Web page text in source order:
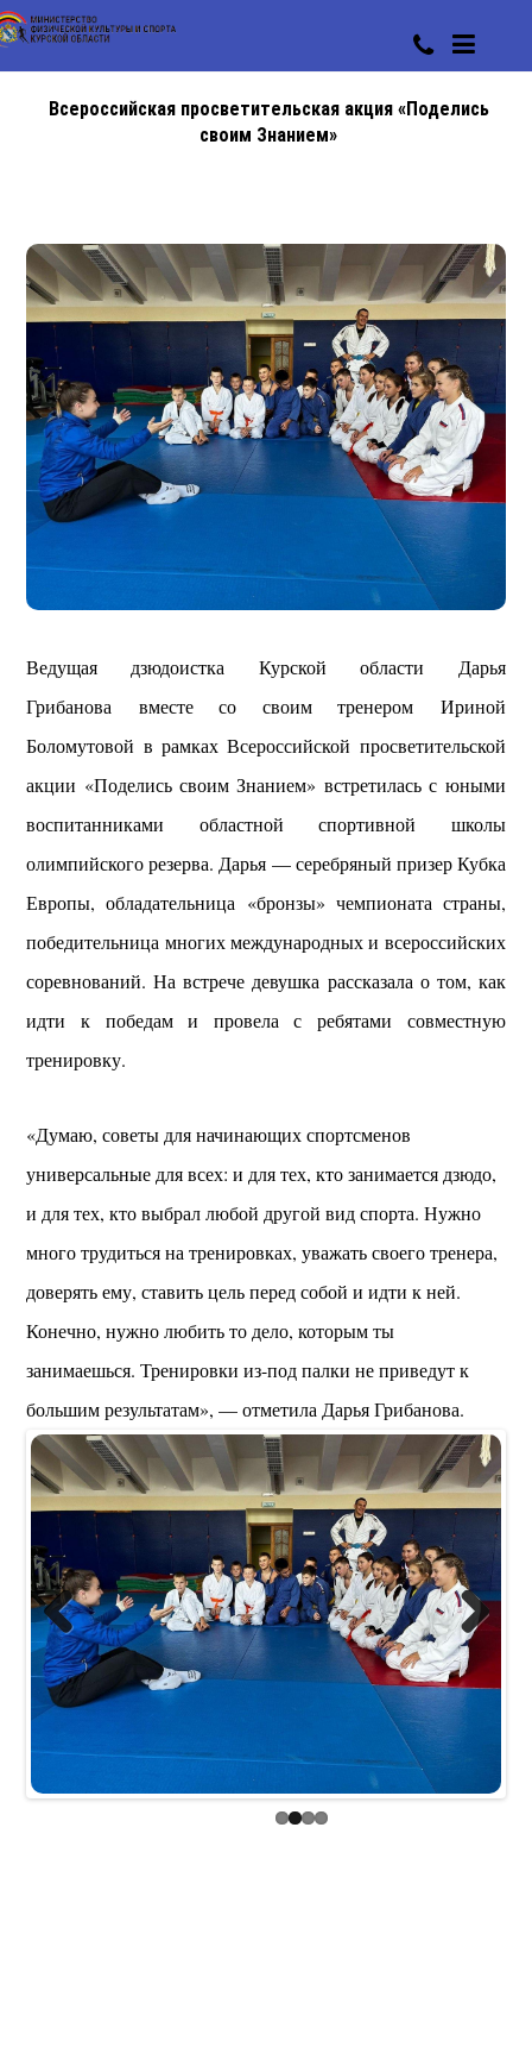
Всероссийская просветительская акция «Поделись
своим Знанием»
Ведущая дзюдоистка Курской области Дарья
Грибанова вместе со своим тренером Ириной
Боломутовой в рамках Всероссийской просветительской
акции «Поделись своим Знанием» встретилась с юными
воспитанниками областной спортивной школы
олимпийского резерва. Дарья — серебряный призер Кубка
Европы, обладательница «бронзы» чемпионата страны,
победительница многих международных и всероссийских
соревнований. На встрече девушка рассказала о том, как
идти к победам и провела с ребятами совместную
тренировку.
«Думаю, советы для начинающих спортсменов
универсальные для всех: и для тех, кто занимается дзюдо,
и для тех, кто выбрал любой другой вид спорта. Нужно
много трудиться на тренировках, уважать своего тренера,
доверять ему, ставить цель перед собой и идти к ней.
Конечно, нужно любить то дело, которым ты
занимаешься. Тренировки из-под палки не приведут к
большим результатам», — отметила Дарья Грибанова.
Previous Next